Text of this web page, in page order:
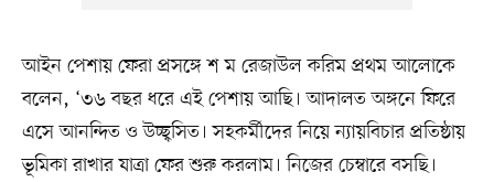
আইন পেশায় ফেরা প্রসঙ্গে শ ম রেজাউল করিম প্রথম আলোকে
বলেন, ‘৩৬ বছর ধরে এই পেশায় আছি। আদালত অঙ্গনে ফিরে
এসে আনন্দিত ও উচ্ছ্বসিত। সহকর্মীদের নিয়ে ন্যায়বিচার প্রতিষ্ঠায়
ভূমিকা রাখার যাত্রা ফের শুরু করলাম। নিজের চেম্বারে বসছি।